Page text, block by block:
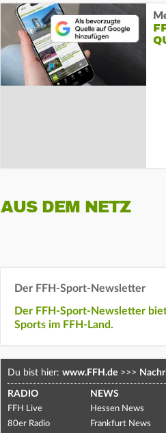
AUS DEM NETZ
Der FFH-Sport-Newsletter
Der FFH-Sport-Newsletter
Sports im FFH-Land.
Du bist hier: www.FFH.de >>>
RADIO
FFH Live
80er Radio
NEWS
Hessen News
Frankfurt News